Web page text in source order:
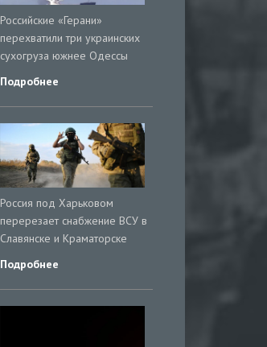
Российские «Герани»
перехватили три украинских
сухогруза южнее Одессы
Подробнее
Россия под Харьковом
перерезает снабжение ВСУ в
Славянске и Краматорске
Подробнее